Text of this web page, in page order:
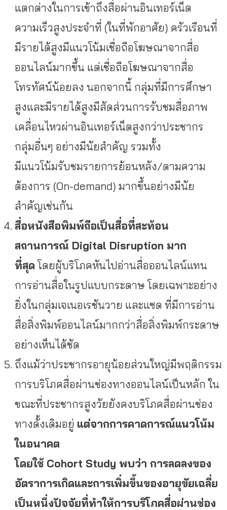
แตกต่างในการเข้าถึงสื่อผ่านอินเทอร์เน็ต
ความเร็วสูงประจำที่ (ในที่พักอาศัย) ครัวเรือนที่
มีรายได้สูงมีแนวโน้มเชื่อถือโฆษณาจากสื่อ
ออนไลน์มากขึ้น แต่เชื่อถือโฆษณาจากสื่อ
โทรทัศน์น้อยลง นอกจากนี้ กลุ่มที่มีการศึกษา
สูงและมีรายได้สูงมีสัดส่วนการรับชมสื่อภาพ
เคลื่อนไหวผ่านอินเทอร์เน็ตสูงกว่าประชากร
กลุ่มอื่นๆ อย่างมีนัยสำคัญ รวมทั้ง
มีแนวโน้มรับชมรายการย้อนหลัง/ตามความ
ต้องการ (On-demand) มากขึ้นอย่างมีนัย
สำคัญเช่นกัน
สื่อหนังสือพิมพ์ถือเป็นสื่อที่สะท้อน
สถานการณ์ Digital Disruption มาก
ที่สุดโดยผู้บริโภคหันไปอ่านสื่อออนไลน์แทน
การอ่านสื่อในรูปแบบกระดาษ โดยเฉพาะอย่าง
ยิ่งในกลุ่มเจเนอเรชันวาย และแซด ที่มีการอ่าน
สื่อสิ่งพิมพ์ออนไลน์มากกว่าสื่อสิ่งพิมพ์กระดาษ
อย่างเห็นได้ชัด
ถึงแม้ว่าประชากรอายุน้อยส่วนใหญ่มีพฤติกรรม
การบริโภคสื่อผ่านช่องทางออนไลน์เป็นหลัก ใน
ขณะที่ประชากรสูงวัยยังคงบริโภคสื่อผ่านช่อง
ทางดั้งเดิมอยู่ แต่จากการคาดการณ์แนวโน้ม
ในอนาคต
โดยใช้ Cohort Study พบว่า การลดลงของ
อัตราการเกิดและการเพิ่มขึ้นของอายุขัยเฉลี่ย
เป็นหนึ่งปัจจัยที่ทำให้การบริโภคสื่อผ่านช่อง